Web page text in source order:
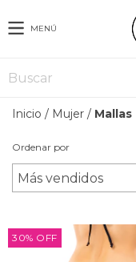
MENÚ
Inicio / Mujer / Mallas
Ordenar por
30% OFF